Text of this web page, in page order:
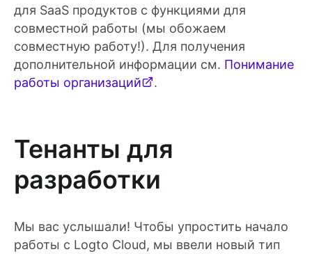
для SaaS продуктов с функциями для
совместной работы (мы обожаем
совместную работу!). Для получения
дополнительной информации см. Понимание
работы организаций
.
Тенанты для
разработки
Мы вас услышали! Чтобы упростить начало
работы с Logto Cloud, мы ввели новый тип